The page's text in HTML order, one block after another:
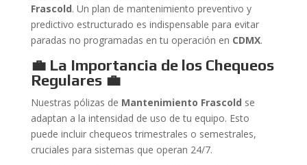
Frascold. Un plan de mantenimiento preventivo y
predictivo estructurado es indispensable para evitar
paradas no programadas en tu operación en CDMX.
💼 La Importancia de los Chequeos
Regulares 💼
Nuestras pólizas de Mantenimiento Frascold se
adaptan a la intensidad de uso de tu equipo. Esto
puede incluir chequeos trimestrales o semestrales,
cruciales para sistemas que operan 24/7.